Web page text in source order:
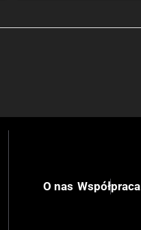
O nas Współpraca